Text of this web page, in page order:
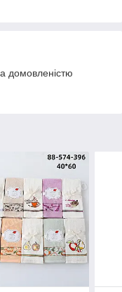
домовленістю